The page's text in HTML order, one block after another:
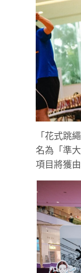
「花式跳
名為「準
項目將獲